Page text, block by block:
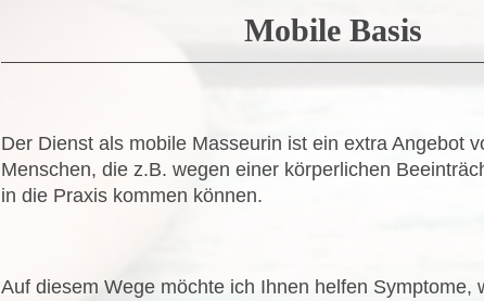
Mobile Basis
Der Dienst als mobile Masseurin ist ein extra Angebot
Menschen, die z.B. wegen einer körperlichen
in die Praxis kommen können.
Auf diesem Wege möchte ich Ihnen helfen Symptome,